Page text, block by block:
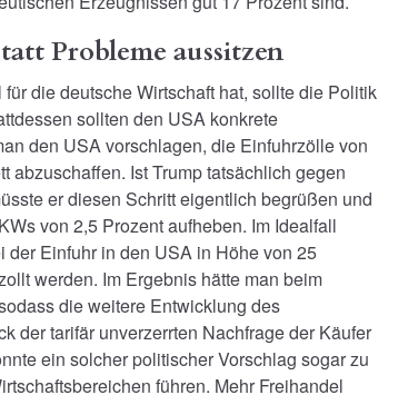
Probleme aussitzen
die deutsche Wirtschaft hat, sollte die Politik
sollten den USA konkrete
den USA vorschlagen, die Einfuhrzölle von
abzuschaffen. Ist Trump tatsächlich gegen
er diesen Schritt eigentlich begrüßen und
von 2,5 Prozent aufheben. Im Idealfall
Einfuhr in den USA in Höhe von 25
werden. Im Ergebnis hätte man beim
die weitere Entwicklung des
der tarifär unverzerrten Nachfrage der Käufer
ein solcher politischer Vorschlag sogar zu
führen. Mehr Freihandel